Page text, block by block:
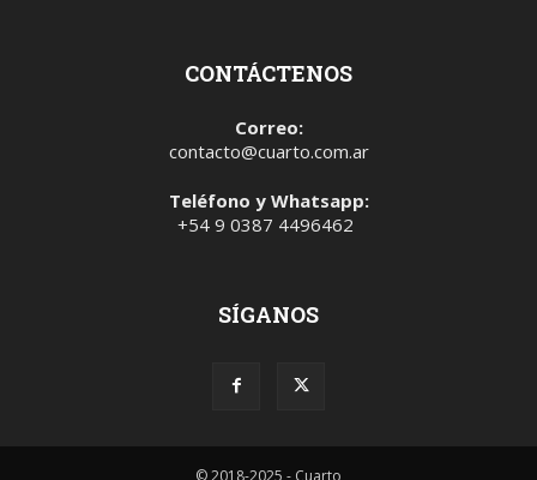
CONTÁCTENOS
Correo:
contacto@cuarto.com.ar
Teléfono y Whatsapp:
+54 9 0387 4496462
SÍGANOS
© 2018-2025 - Cuarto